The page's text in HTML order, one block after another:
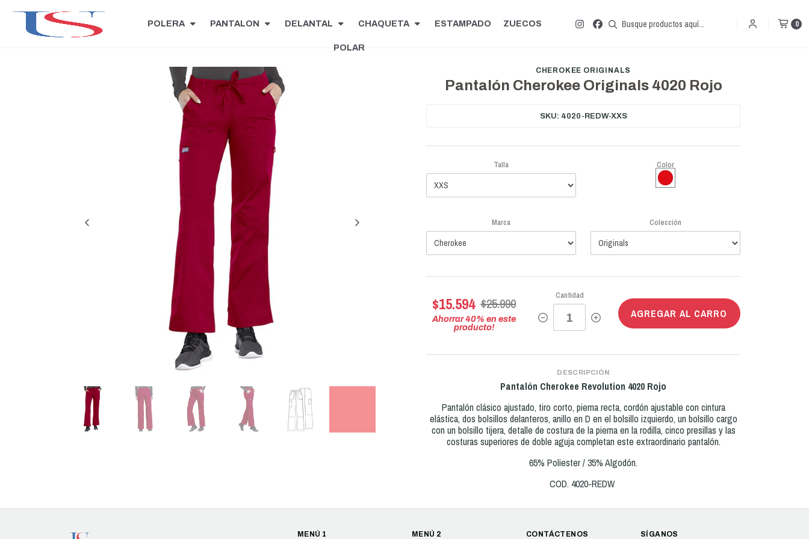
POLERA PANTALON DELANTAL CHAQUETA ESTAMPADO ZUECOS
POLAR
0
CHEROKEE ORIGINALS
Pantalón Cherokee Originals 4020 Rojo
SKU: 4020-REDW-XXS
Talla Color
Marca Colección
$15.594 $25.990
Ahorrar40% en este
producto!
Cantidad
AGREGAR AL CARRO
DESCRIPCIÓN
Pantalón Cherokee Revolution 4020 Rojo
Pantalón clásico ajustado, tiro corto, pierna recta, cordón ajustable con cintura
elástica, dos bolsillos delanteros, anillo en D en el bolsillo izquierdo, un bolsillo cargo
con un bolsillo tijera, detalle de costura de la pierna en la rodilla, cinco presillas y las
costuras superiores de doble aguja completan este extraordinario pantalón.
65% Poliester / 35% Algodón.
COD. 4020-REDW
MENÚ 1 MENÚ 2 CONTÁCTENOS SÍGANOS